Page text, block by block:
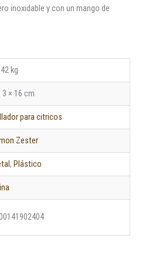
inoxidable y con un mango de
kg
3 × 16 cm
para citricos
Zester
, Plástico